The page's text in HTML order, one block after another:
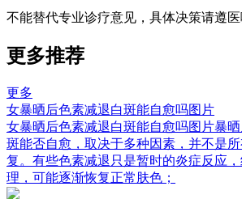
不能替代专业诊疗意见，具体决策请遵医
更多推荐
更多
女暴晒后色素减退白斑能自愈吗图片
女暴晒后色素减退白斑能自愈吗图片暴
斑能否自愈，取决于多种因素，并不是
复。有些色素减退只是暂时的炎症反应
理，可能逐渐恢复正常肤色；